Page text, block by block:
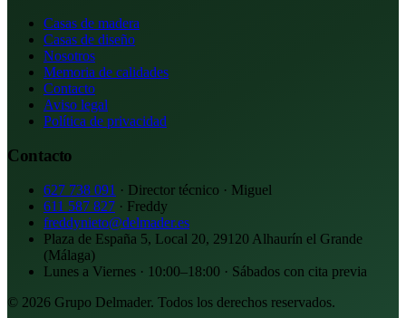
Casas de madera
Casas de diseño
Nosotros
Memoria de calidades
Contacto
Aviso legal
Política de privacidad
Contacto
627 738 091 · Director técnico · Miguel
611 587 827 · Freddy
freddynieto@delmader.es
Plaza de España 5, Local 20, 29120 Alhaurín el Grande
(Málaga)
Lunes a Viernes · 10:00–18:00 · Sábados con cita previa
© 2026 Grupo Delmader. Todos los derechos reservados.